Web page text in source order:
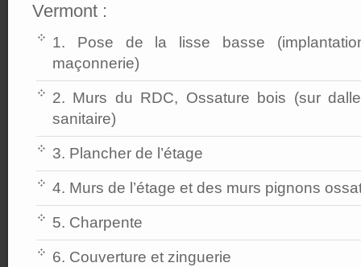
Vermont :
1. Pose de la lisse basse
maçonnerie)
2. Murs du RDC, Ossature bois (sur
sanitaire)
3. Plancher de l’étage
4. Murs de l’étage et des murs pignons
5. Charpente
6. Couverture et zinguerie